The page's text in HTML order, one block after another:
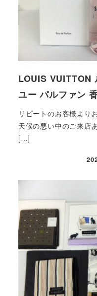
LOUIS VUITTON
ユー パルファン
リピートのお客様より
天候の悪い中のご来店
[…]